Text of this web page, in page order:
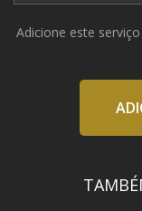
Adicione este